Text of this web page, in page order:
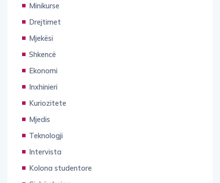
Minikurse
Drejtimet
Mjekësi
Shkencë
Ekonomi
Inxhinieri
Kuriozitete
Mjedis
Teknologji
Intervista
Kolona studentore